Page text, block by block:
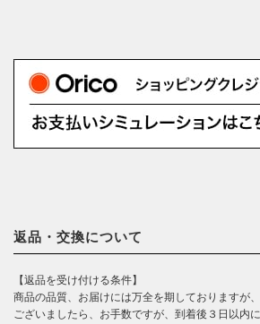
返品・交換について
【返品を受け付ける条件】
商品の品質、お届けには万全を期しておりますが
ございましたら、お手数ですが、到着後３日以内